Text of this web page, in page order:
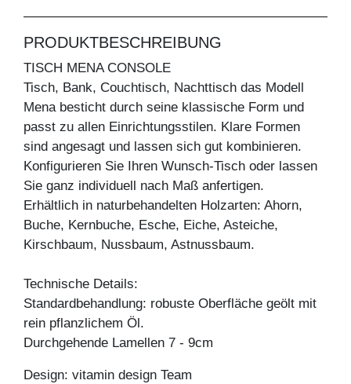
PRODUKTBESCHREIBUNG
TISCH MENA CONSOLE
Tisch, Bank, Couchtisch, Nachttisch das Modell
Mena besticht durch seine klassische Form und
passt zu allen Einrichtungsstilen. Klare Formen
sind angesagt und lassen sich gut kombinieren.
Konfigurieren Sie Ihren Wunsch-Tisch oder lassen
Sie ganz individuell nach Maß anfertigen.
Erhältlich in naturbehandelten Holzarten: Ahorn,
Buche, Kernbuche, Esche, Eiche, Asteiche,
Kirschbaum, Nussbaum, Astnussbaum.
Technische Details:
Standardbehandlung: robuste Oberfläche geölt mit
rein pflanzlichem Öl.
Durchgehende Lamellen 7 - 9cm
Design: vitamin design Team